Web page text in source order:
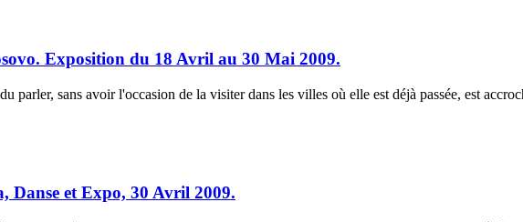
Exposition du 18 Avril au 30 Mai 2009.
parler, sans avoir l'occasion de la visiter dans les villes où elle est déjà passée, est
Danse et Expo, 30 Avril 2009.